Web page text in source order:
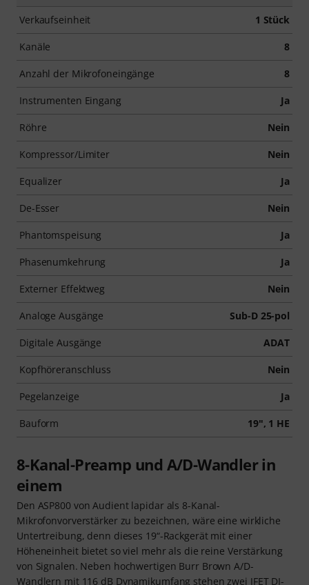
Verkaufseinheit 1 Stück
Kanäle 8
Anzahl der Mikrofoneingänge 8
Instrumenten Eingang Ja
Röhre Nein
Kompressor/Limiter Nein
Equalizer Ja
De-Esser Nein
Phantomspeisung Ja
Phasenumkehrung Ja
Externer Effektweg Nein
Analoge Ausgänge Sub-D 25-pol
Digitale Ausgänge ADAT
Kopfhöreranschluss Nein
Pegelanzeige Ja
Bauform 19", 1 HE
8-Kanal-Preamp und A/D-Wandler in
einem
Den ASP800 von Audient lapidar als 8-Kanal-
Mikrofonvorverstärker zu bezeichnen, wäre eine wirkliche
Untertreibung, denn dieses 19“-Rackgerät mit einer
Höheneinheit bietet so viel mehr als die reine Verstärkung
von Signalen. Neben hochwertigen Burr Brown A/D-
Wandlern mit 116 dB Dynamikumfang stehen zwei JFET DI-